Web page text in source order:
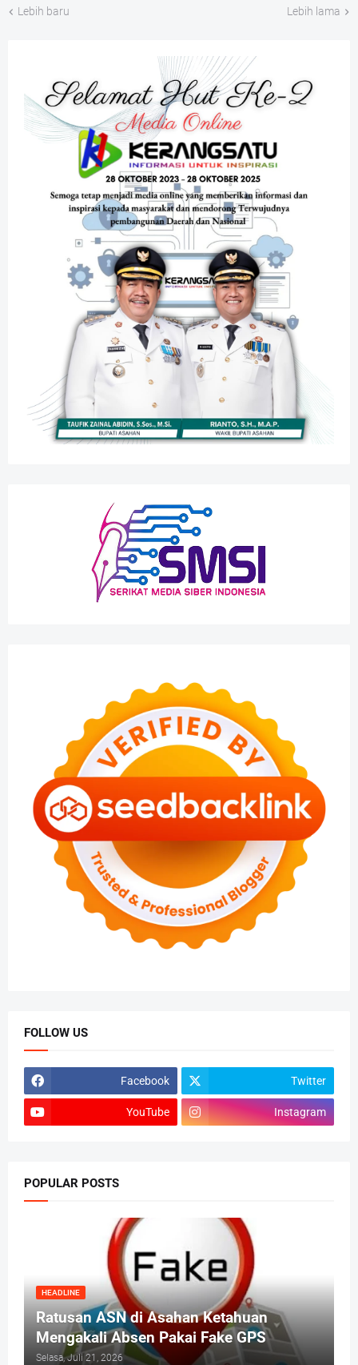
Lebih baru Lebih lama
FOLLOW US
Facebook Twitter
YouTube Instagram
POPULAR POSTS
HEADLINE
Ratusan ASN di Asahan Ketahuan
Mengakali Absen Pakai Fake GPS
Selasa, Juli 21, 2026